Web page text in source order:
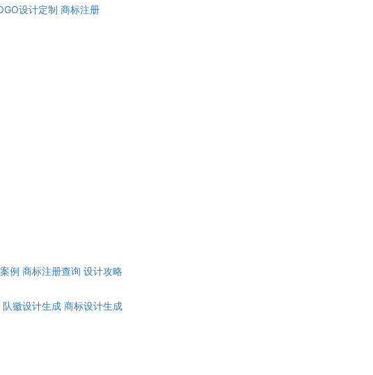
设计定制 商标注册
例 商标注册查询 设计攻略
队徽设计生成 商标设计生成